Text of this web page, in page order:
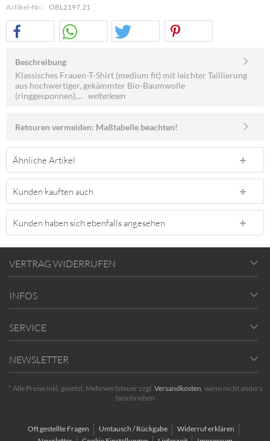
Artikel-Nr.:
OBL2197.21
Beschreibung
Klassisches Frauen-T-Shirt (medium fit) mit leichter Taillierung
aus hochwertiger, gekämmter Bio-Baumwolle
(ringgesponnen),... weiterlesen
Retouren vermeiden: Maßtabelle beachten!
Ähnliche Artikel
Kunden kauften auch
Kunden haben sich ebenfalls angesehen
VERTRAG WIDERRUFEN
INFOS
SERVICE
NEWSLETTER
* Alle Preise inkl. gesetzl. Mehrwertsteuer zzgl. Versandkosten, wenn nicht anders
beschrieben
Oft gestellte Fragen Umtausch / Rückgabe
Widerruf erklären